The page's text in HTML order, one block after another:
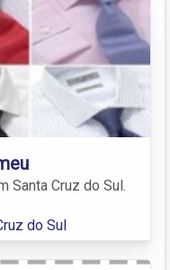
Santa Cruz do Sul.
do Sul